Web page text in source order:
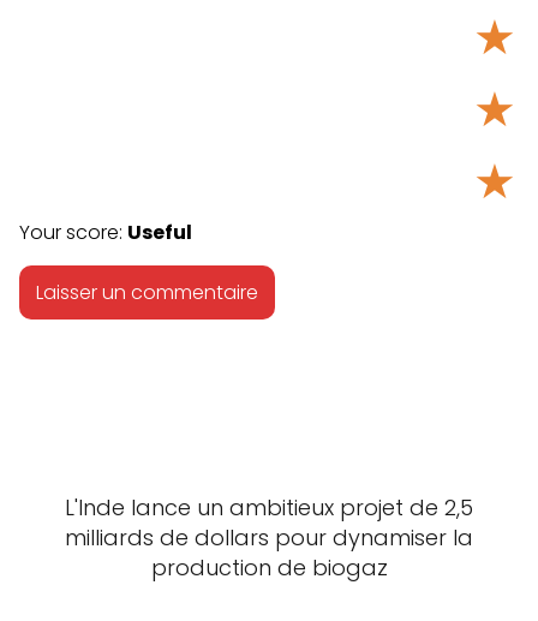
★
★
★
Your score: Useful
L'Inde lance un ambitieux projet de 2,5
milliards de dollars pour dynamiser la
production de biogaz